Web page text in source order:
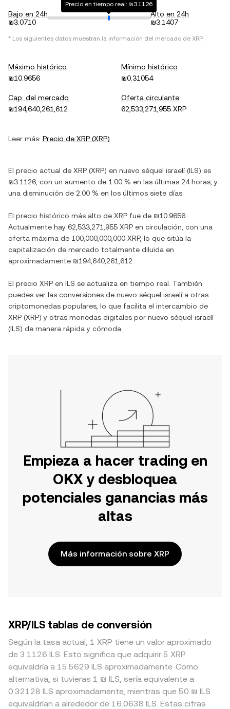
Bajo en 24h
₪3.0710
Precio en tiempo real: ₪3.1126
Alto en 24h
₪3.1407
* Los siguientes datos muestran la información del mercado de XRP.
Máximo histórico
₪10.9656
Mínimo histórico
₪0.31054
Cap. del mercado
₪194,640,261,612
Oferta circulante
62,533,271,955 XRP
Leer más: Precio de XRP (XRP)
El precio actual de XRP (XRP) en nuevo séquel israelí(ILS) es
₪3.1126 , con un aumento de 1.00 % en las últimas 24 horas, y
una disminución de 2.00 % en los últimos siete días.
El precio histórico más alto de XRP fue de ₪10.9656
Actualmente hay 62,533,271,955 XRP en circulación, con una
oferta máxima de 100,000,000,000 XRP, lo que sitúa la
capitalización de mercado totalmente diluida en
aproximadamente ₪194,640,261,612
El precio XRP en ILS se actualiza en tiempo real. También
puedes ver las conversiones de nuevo séquel israelía otras
criptomonedas populares, lo que facilita el intercambio de
XRP (XRP) y otras monedas digitales por nuevo séquel israelí
(ILS) de manera rápida y cómoda.
Empieza a hacer trading en
OKX y desbloquea
potenciales ganancias más
altas
Más información sobre XRP
XRP/ILS tablas de conversión
Según la tasa actual, 1 XRP tiene un valor aproximado
de 3.1126 ILS. Esto significa que adquirir 5 XRP
equivaldría a 15.5629 ILS aproximadamente. Como
alternativa, si tuvieras 1 ₪ ILS, sería equivalente a
0.32128 ILS aproximadamente, mientras que 50 ₪ ILS
equivaldrían a alrededor de 16.0638 ILS. Estas cifras